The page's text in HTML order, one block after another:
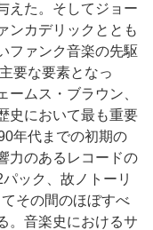
えた。そしてジョー
ンカデリックととも
ファンク音楽の先駆
要な要素となっ
ムス・ブラウン、
史において最も重要
年代までの初期の
力のあるレコードの
ック、故ノトーリ
その間のほぼすべ
。音楽史におけるサ